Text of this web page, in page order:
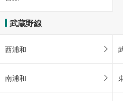
武蔵野線
西浦和
南浦和